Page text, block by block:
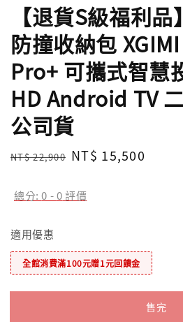
【退貨S級福利
防撞收納包
Pro+ 可攜式智慧
HD Android TV
公司貨
Regular
NT$ 22,900 Sale
NT$ 15,500
總分:0 -0評價
適用優惠
全館消費滿100元贈1元回饋金
售完